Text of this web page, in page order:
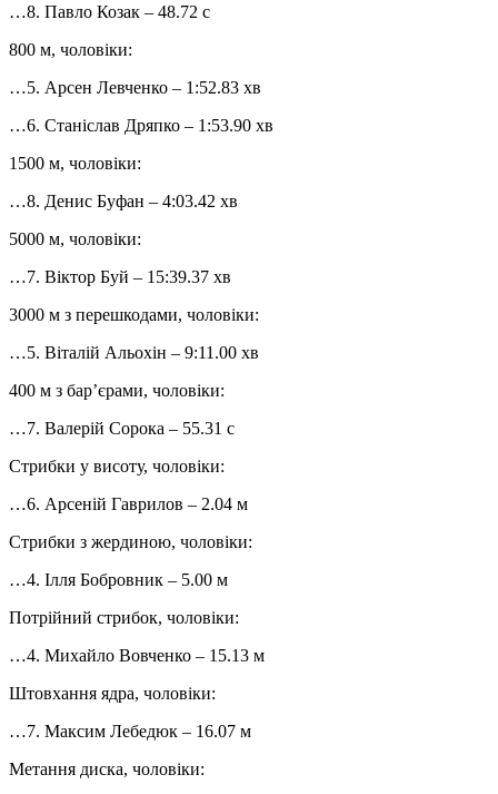
…8. Павло Козак – 48.72 с
800 м, чоловіки:
…5. Арсен Левченко – 1:52.83 хв
…6. Станіслав Дряпко – 1:53.90 хв
1500 м, чоловіки:
…8. Денис Буфан – 4:03.42 хв
5000 м, чоловіки:
…7. Віктор Буй – 15:39.37 хв
3000 м з перешкодами, чоловіки:
…5. Віталій Альохін – 9:11.00 хв
400 м з бар’єрами, чоловіки:
…7. Валерій Сорока – 55.31 с
Стрибки у висоту, чоловіки:
…6. Арсеній Гаврилов – 2.04 м
Стрибки з жердиною, чоловіки:
…4. Ілля Бобровник – 5.00 м
Потрійний стрибок, чоловіки:
…4. Михайло Вовченко – 15.13 м
Штовхання ядра, чоловіки:
…7. Максим Лебедюк – 16.07 м
Метання диска, чоловіки: